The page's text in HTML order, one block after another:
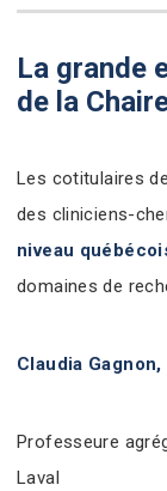
La grande
de la
Les cotitulaires
des cliniciens-
niveau
domaines de
Claudia Gagnon,
Professeure
Laval